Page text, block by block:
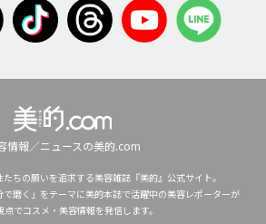
情報／ニュースの美的.com
たちの願いを追求する美容雑誌『美的』公式サイト。
で磨く」をテーマに美的本誌で活躍中の美容レポーターが
点でコスメ・美容情報を発信します。